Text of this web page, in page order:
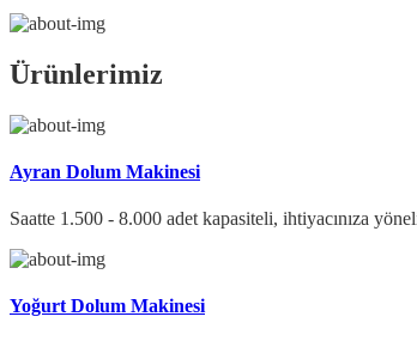
Ürünlerimiz
Ayran Dolum Makinesi
Saatte 1.500 - 8.000 adet kapasiteli, ihtiyacınıza
Yoğurt Dolum Makinesi